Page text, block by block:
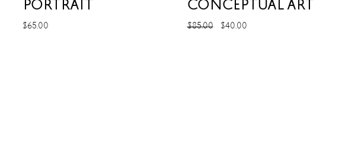
PORTRAIT
$65.00
CONCEPTUAL ART
$85.00 $40.00